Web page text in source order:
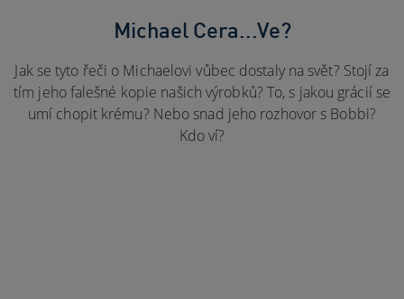
Michael Cera...Ve?
Jak se tyto řeči o Michaelovi vůbec dostaly na svět? Stojí za
tím jeho falešné kopie našich výrobků? To, s jakou grácií se
umí chopit krému? Nebo snad jeho rozhovor s Bobbi?
Kdo ví?